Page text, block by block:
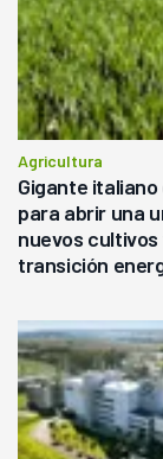
Agricultura
Gigante
para abrir una
nuevos
transición